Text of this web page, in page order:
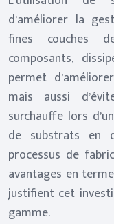
d’améliorer la
fines couches
composants,
permet
mais aussi
surchauffe lors
de substrats en
processus de
avantages en
justifient cet
gamme.